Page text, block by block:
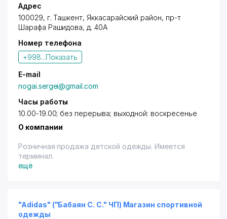
местных производителей, так и импортных
производителей. Мы надеемся, что наш сайт
поможет Вам сделать выбор интересующего Вас
товара. Более полную информацию о товаре Вы
всегда можете узнать, связавшись с нашими
специалистами по телефонам или электронному
адресу, которые указаны на нашем сайте.
Благодарим, что зашли на наш сайт и надеемся, что
Вы нашли, что искали.
Адрес
100029, г. Ташкент, Яккасарайский район, пр-т
Шарафа Рашидова, д. 40А
Номер телефона
+998...Показать
E-mail
nogai.sergei@gmail.com
Часы работы
10.00-19.00; без перерыва; выходной: воскресенье
О компании
Розничная продажа детской одежды. Имеется
терминал.
ещё
"Adidas" ("Бабаян С. С." ЧП) Магазин спортивной
одежды